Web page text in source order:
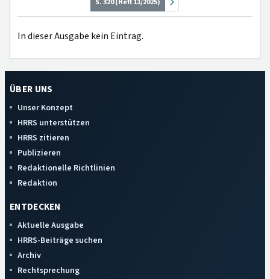
S. 320 (Heft 11/2025)
In dieser Ausgabe kein Eintrag.
ÜBER UNS
Unser Konzept
HRRS unterstützen
HRRS zitieren
Publizieren
Redaktionelle Richtlinien
Redaktion
ENTDECKEN
Aktuelle Ausgabe
HRRS-Beiträge suchen
Archiv
Rechtsprechung